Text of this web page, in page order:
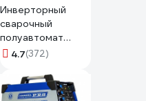
Инверторный
сварочный
полуавтомат
Aurora PRO
Mosfet 13709
4.7(372)